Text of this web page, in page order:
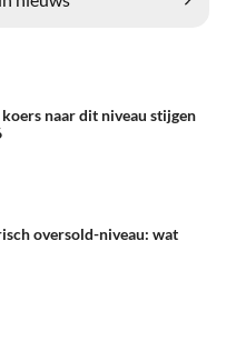
naar dit niveau stijgen
oversold-niveau: wat